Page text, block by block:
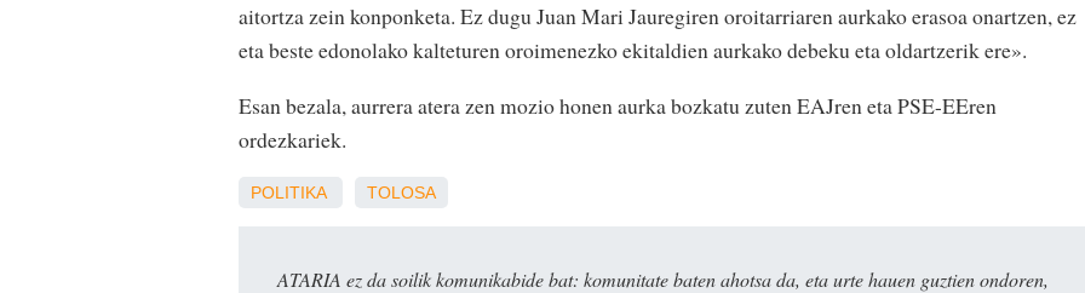
aitortza zein konponketa. Ez dugu Juan Mari Jauregiren oroitarriaren aurkako erasoa onartzen, ez
eta beste edonolako kalteturen oroimenezko ekitaldien aurkako debeku eta oldartzerik ere».
Esan bezala, aurrera atera zen mozio honen aurka bozkatu zuten EAJren eta PSE-EEren
ordezkariek.
POLITIKA TOLOSA
ATARIA ez da soilik komunikabide bat: komunitate baten ahotsa da, eta urte hauen guztien ondoren,